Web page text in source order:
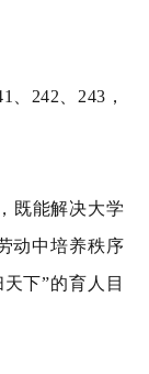
、242、243，
既能解决大学
动中培养秩序
下”的育人目